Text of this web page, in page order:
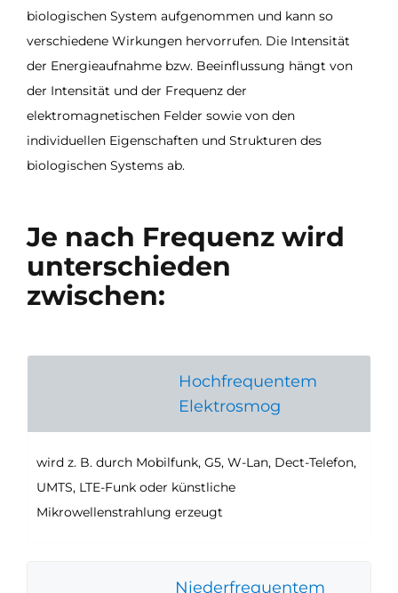
biologischen System aufgenommen und kann so
verschiedene Wirkungen hervorrufen. Die Intensität
der Energieaufnahme bzw. Beeinflussung hängt von
der Intensität und der Frequenz der
elektromagnetischen Felder sowie von den
individuellen Eigenschaften und Strukturen des
biologischen Systems ab.
Je nach Frequenz wird
unterschieden
zwischen:
Hochfrequentem
Elektrosmog
wird z. B. durch Mobilfunk, G5, W-Lan, Dect-Telefon,
UMTS, LTE-Funk oder künstliche
Mikrowellenstrahlung erzeugt
Niederfrequentem